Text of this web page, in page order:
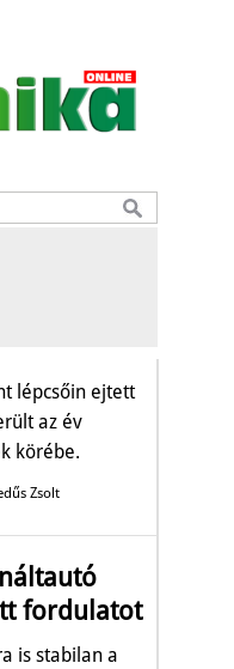
a
lépcsőin ejtett
az év
körébe.
Zsolt
fordulatot
is stabilan a